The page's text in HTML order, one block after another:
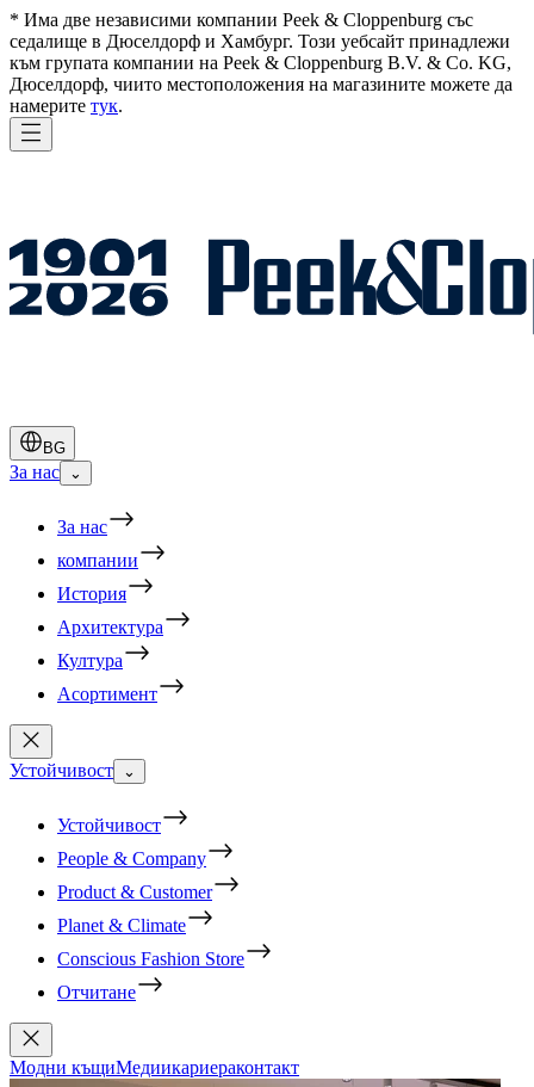
* Има две независими компании Peek & Cloppenburg със
седалище в Дюселдорф и Хамбург. Този уебсайт принадлежи
към групата компании на Peek & Cloppenburg B.V. & Co. KG,
Дюселдорф, чиито местоположения на магазините можете да
намерите тук.
BG
За нас ⌄
За нас
компании
История
Архитектура
Култура
Асортимент
Устойчивост ⌄
Устойчивост
People & Company
Product & Customer
Planet & Climate
Conscious Fashion Store
Отчитане
Модни къщиМедиикариераконтакт